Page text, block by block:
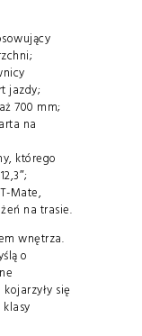
jazdy;
700 mm;
na
którego
Mate,
na trasie.
wnętrza.
o
się